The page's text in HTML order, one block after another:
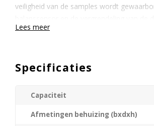
veiligheid van de samples wordt
geheel vrijblijvende offerte aan.
Lees meer
Specificaties
Capaciteit
Afmetingen behuizing (bxdxh)